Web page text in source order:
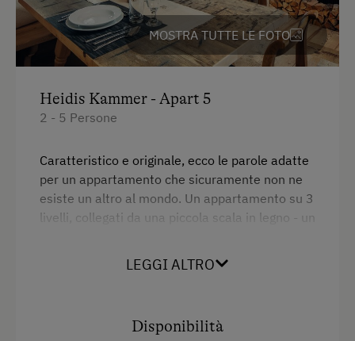
Bollitore elettrico
Cuscino anallergico
Angolo cottura
Elettrodomestici e utensili da cucina
Frigorifero
WiFi
Edificio di vecchia costruzione
Edificio principale
Divano letto
MOSTRA TUTTE LE FOTO
Heidis Kammer - Apart 5
2 - 5 Persone
Caratteristico e originale, ecco le parole adatte
per un appartamento che sicuramente non ne
esiste un altro al mondo. Un appartamento su 3
livelli, collegati da una piccola scala in legno - un
per grandi e piccini. L'appartamento dispone di
2 camere, 2 bagni, cucina con fornello elettrico,
LEGGI ALTRO
Disponibilità